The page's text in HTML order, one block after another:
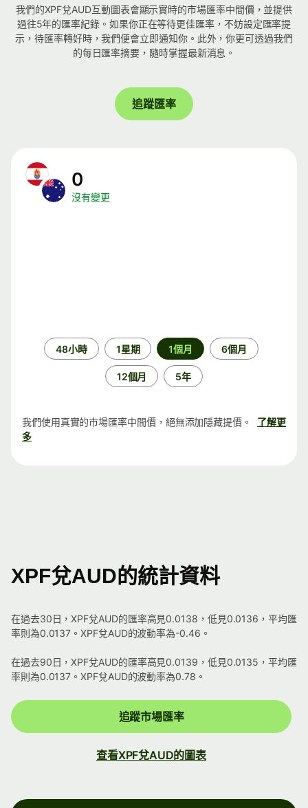
我們的XPF兌AUD互動圖表會顯示實時的市場匯率中間價，並提供
過往5年的匯率紀錄。如果你正在等待更佳匯率，不妨設定匯率提
示，待匯率轉好時，我們便會立即通知你。此外，你更可透過我們
的每日匯率摘要，隨時掌握最新消息。
追蹤匯率
0
沒有變更
48小時 1星期 1個月 6個月
12個月 5年
我們使用真實的市場匯率中間價，絕無添加隱藏提價。
了解更
多
XPF兌AUD的統計資料
在過去30日，XPF兌AUD的匯率高見0.0138，低見0.0136，平均匯
率則為0.0137。XPF兌AUD的波動率為-0.46。
在過去90日，XPF兌AUD的匯率高見0.0139，低見0.0135，平均匯
率則為0.0137。XPF兌AUD的波動率為0.78。
追蹤市場匯率
查看XPF兌AUD的圖表